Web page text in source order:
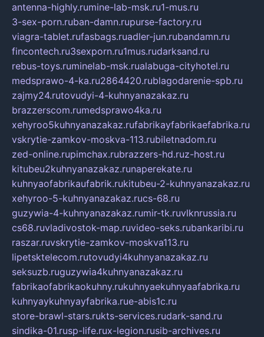
antenna-highly.rumine-lab-msk.ru1-mus.ru
3-sex-porn.ruban-damn.rupurse-factory.ru
viagra-tablet.rufasbags.ruadler-jun.rubandamn.ru
fincontech.ru3sexporn.ru1mus.rudarksand.ru
rebus-toys.ruminelab-msk.rualabuga-cityhotel.ru
medsprawo-4-ka.ru2864420.rublagodarenie-spb.ru
zajmy24.rutovudyi-4-kuhnyanazakaz.ru
brazzerscom.rumedsprawo4ka.ru
xehyroo5kuhnyanazakaz.rufabrikayfabrikaefabrika.ru
vskrytie-zamkov-moskva-113.rubiletnadom.ru
zed-online.rupimchax.rubrazzers-hd.ruz-host.ru
kitubeu2kuhnyanazakaz.runaperekate.ru
kuhnyaofabrikaufabrik.rukitubeu-2-kuhnyanazakaz.ru
xehyroo-5-kuhnyanazakaz.rucs-68.ru
guzywia-4-kuhnyanazakaz.rumir-tk.ruvlknrussia.ru
cs68.ruvladivostok-map.ruvideo-seks.rubankaribi.ru
raszar.ruvskrytie-zamkov-moskva113.ru
lipetsktelecom.rutovudyi4kuhnyanazakaz.ru
seksuzb.ruguzywia4kuhnyanazakaz.ru
fabrikaofabrikaokuhny.rukuhnyaekuhnyaafabrika.ru
kuhnyaykuhnyayfabrika.rue-abis1c.ru
store-brawl-stars.rukts-services.rudark-sand.ru
sindika-01.rusp-life.rux-legion.rusib-archives.ru